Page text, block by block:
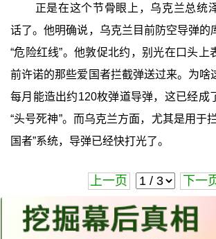
正是在这个节骨眼上，乌克兰总统
话了。他明确说，乌克兰目前防空导弹的
“危险红线”。他敦促北约，别光在口头上
前许诺的那些爱国者拦截弹送过来。为啥
每月能造出约120枚弹道导弹，这已经成
“头号死神”。而乌克兰方面，尤其是用于
国者”系统，导弹已经快打光了。
上一页 下一